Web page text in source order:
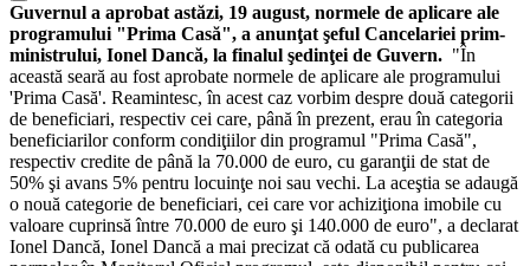
Guvernul a aprobat astăzi, 19 august, normele de aplicare ale
programului "Prima Casă", a anunţat şeful Cancelariei prim-
ministrului, Ionel Dancă, la finalul şedinţei de Guvern. "În
această seară au fost aprobate normele de aplicare ale programului
'Prima Casă'. Reamintesc, în acest caz vorbim despre două categorii
de beneficiari, respectiv cei care, până în prezent, erau în categoria
beneficiarilor conform condiţiilor din programul "Prima Casă",
respectiv credite de până la 70.000 de euro, cu garanţii de stat de
50% şi avans 5% pentru locuinţe noi sau vechi. La aceştia se adaugă
o nouă categorie de beneficiari, cei care vor achiziţiona imobile cu
valoare cuprinsă între 70.000 de euro şi 140.000 de euro", a declarat
Ionel Dancă, Ionel Dancă a mai precizat că odată cu publicarea